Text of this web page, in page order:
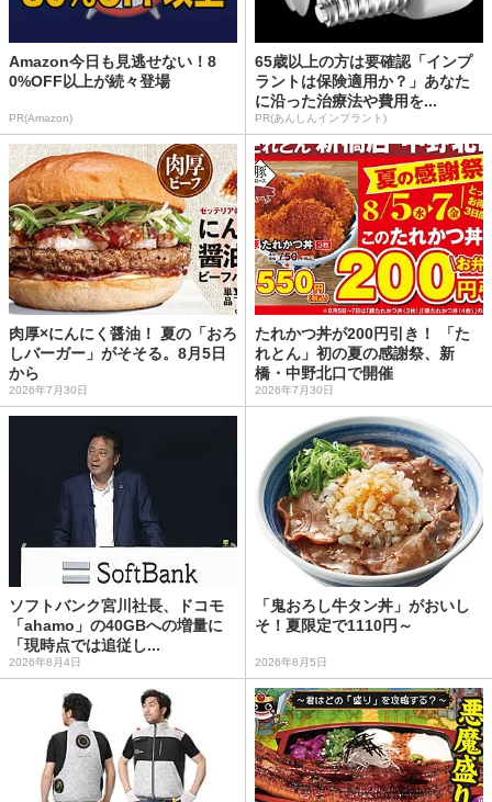
Amazon今日も見逃せない！8
0%OFF以上が続々登場
PR(Amazon)
65歳以上の方は要確認「インプ
ラントは保険適用か？」あなた
に沿った治療法や費用を...
PR(あんしんインプラント)
肉厚×にんにく醤油！ 夏の「おろ
しバーガー」がそそる。8月5日
から
2026年7月30日
たれかつ丼が200円引き！ 「た
れとん」初の夏の感謝祭、新
橋・中野北口で開催
2026年7月30日
ソフトバンク宮川社長、ドコモ
「ahamo」の40GBへの増量に
「現時点では追従し...
2026年8月4日
「鬼おろし牛タン丼」がおいし
そ！夏限定で1110円～
2026年8月5日